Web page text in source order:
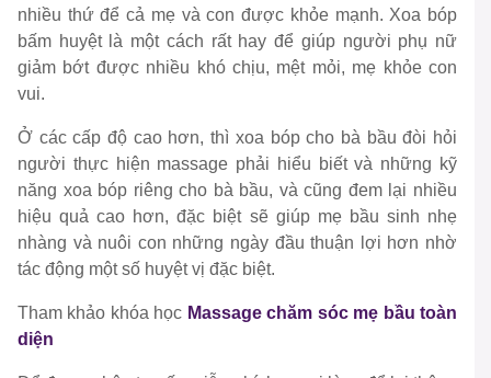
nhiều thứ để cả mẹ và con được khỏe mạnh. Xoa bóp
bấm huyệt là một cách rất hay để giúp người phụ nữ
giảm bớt được nhiều khó chịu, mệt mỏi, mẹ khỏe con
vui.
Ở các cấp độ cao hơn, thì xoa bóp cho bà bầu đòi hỏi
người thực hiện massage phải hiểu biết và những kỹ
năng xoa bóp riêng cho bà bầu, và cũng đem lại nhiều
hiệu quả cao hơn, đặc biệt sẽ giúp mẹ bầu sinh nhẹ
nhàng và nuôi con những ngày đầu thuận lợi hơn nhờ
tác động một số huyệt vị đặc biệt.
Tham khảo khóa học Massage chăm sóc mẹ bầu toàn
diện